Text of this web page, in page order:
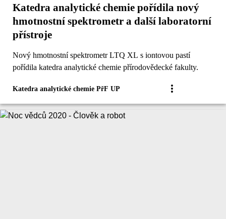
Katedra analytické chemie pořídila nový
hmotnostní spektrometr a další laboratorní
přístroje
Nový hmotnostní spektrometr LTQ XL s iontovou pastí
pořídila katedra analytické chemie přírodovědecké fakulty.
Katedra analytické chemie PřF UP